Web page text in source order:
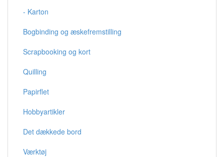
- Karton
Bogbinding og æskefremstilling
Scrapbooking og kort
Quilling
Papirflet
Hobbyartikler
Det dækkede bord
Værktøj